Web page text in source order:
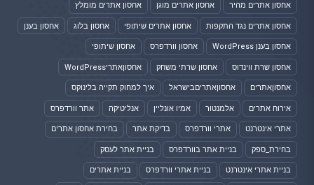
אחסון אתרים מהיר אחסון אתרים מוגן אחסון אתרים מומלץ
אחסון אתרים נגד התקפות אחסון אתרים שיתופי אחסון בלוג אחסון בענן
אחסון בענן WordPress אחסון וורדפרס אחסון שיתופי
אחסון שרת ווינדוס אחסון שרתי משחק אחסוןאתריWordPress
אחסוןאתרים אחסוןאתריםבישראל איך למחוק תקייה בלינוקס
אירוח אתרים אלמנטור אמיו אונליין אנליטיקה אתר וורדפרס
אתרי אינטרנט אתרי וורדפרס בדיקת אתר בחירת אחסון אתרים
בחירת_ספק בניית אתר בוורדפרס בניית אתר לעסק
בניית אתרי אינטרנט בניית אתרי וורדפרס בניית אתרים